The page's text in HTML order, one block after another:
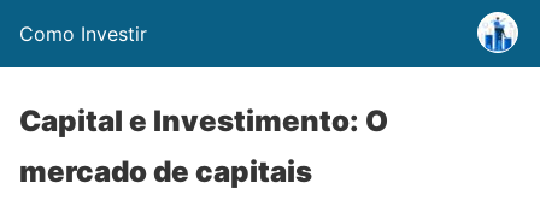
Como Investir
Capital e Investimento: O
mercado de capitais